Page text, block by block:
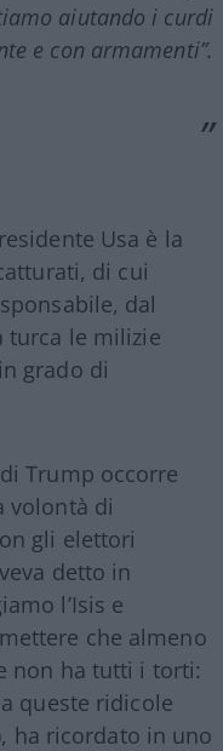
aiutando i curdi
e con armamenti”.
Usa è la
di cui
dal
turca le milizie
grado di
Trump occorre
volontà di
gli elettori
detto in
l’Isis e
che almeno
non ha tutti i torti:
queste ridicole
ha ricordato in uno